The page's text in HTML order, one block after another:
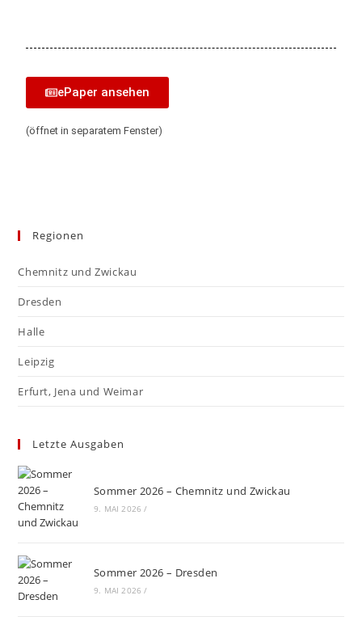
ePaper ansehen
(öffnet in separatem Fenster)
Regionen
Chemnitz und Zwickau
Dresden
Halle
Leipzig
Erfurt, Jena und Weimar
Letzte Ausgaben
Sommer 2026 – Chemnitz und Zwickau
9. MAI 2026 /
Sommer 2026 – Dresden
9. MAI 2026 /